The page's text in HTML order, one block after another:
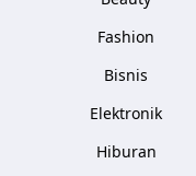
Fashion
Bisnis
Elektronik
Hiburan